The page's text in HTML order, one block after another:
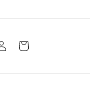
Warenkorb